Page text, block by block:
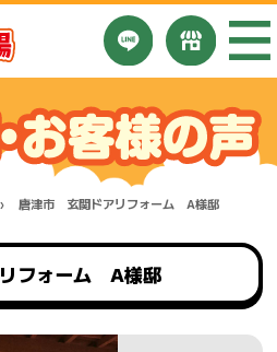
唐津市 玄関ドアリフォーム A様邸
フォーム A様邸